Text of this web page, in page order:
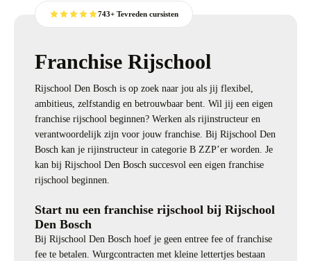
Franchise Rijschool
Rijschool Den Bosch is op zoek naar jou als jij flexibel,
ambitieus, zelfstandig en betrouwbaar bent. Wil jij een eigen
franchise rijschool beginnen? Werken als rijinstructeur en
verantwoordelijk zijn voor jouw franchise. Bij Rijschool Den
Bosch kan je rijinstructeur in categorie B ZZP’er worden. Je
kan bij Rijschool Den Bosch succesvol een eigen franchise
rijschool beginnen.
Start nu een franchise rijschool bij Rijschool
Den Bosch
Bij Rijschool Den Bosch hoef je geen entree fee of franchise
fee te betalen. Wurgcontracten met kleine lettertjes bestaan
743+ Tevreden cursisten